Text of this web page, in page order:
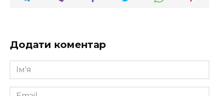
Додати коментар
Ім'я
*
Email